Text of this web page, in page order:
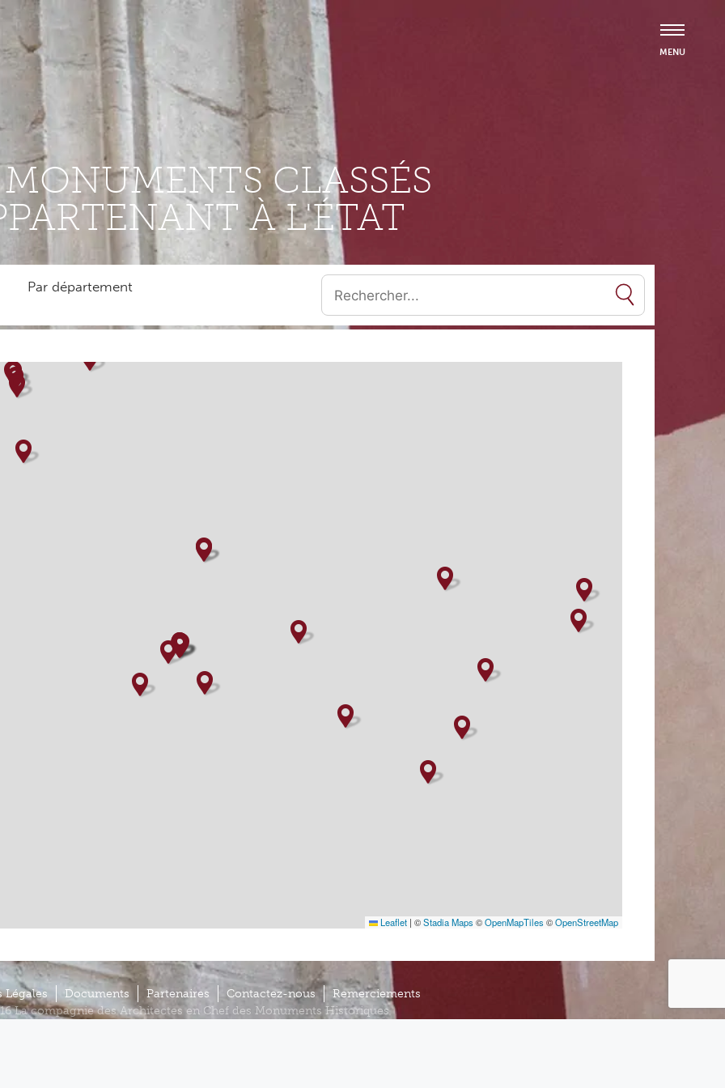
CLASSÉS
À L'ÉTAT
Par département
Quand les résultats de l'auto-complétion sont disponibles, utilisez les
Leaflet | ©Stadia Maps ©OpenMapTiles ©OpenStreetMap
Légales Documents Partenaires Contactez-nous
Remerciements
La compagnie des Architectes en Chef des Monuments Historiques